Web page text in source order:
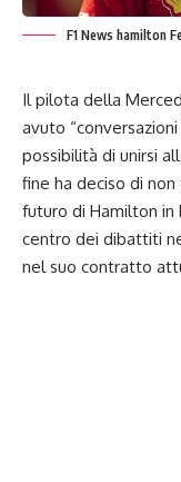
F1 News hamilton
Il pilota della
avuto
possibilità di unirsi
fine ha deciso di
futuro di Hamilton in
centro dei dibattiti
nel suo contratto